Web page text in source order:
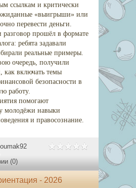
ссылкам и критически
«выигрыши» или
перевести деньги.
разговор прошёл в формате
ребята задавали
реальные примеры.
очередь, получили
как включать темы
безопасности в
работу.
помогают
молодёжи навыки
и правосознание.
(0)
- 2026